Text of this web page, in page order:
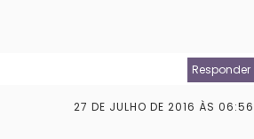
Responder
27 DE JULHO DE 2016 ÀS 06:56